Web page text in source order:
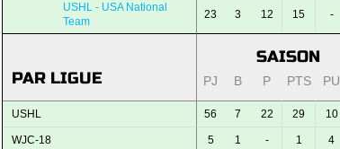
USHL - USA National
Team
23 3 12 15 -
PAR LIGUE
SAISON
PJ B P PTS PU
USHL 56 7 22 29 10
WJC-18 5 1 - 1 4